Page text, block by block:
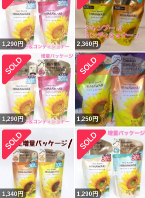
1,290円 2,360円
1,290円 1,250円
1,340円 1,290円